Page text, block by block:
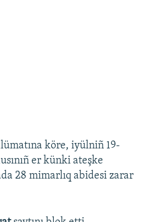
köre, iyülniñ 19-
er künki ateşke
28 mimarlıq abidesi zarar